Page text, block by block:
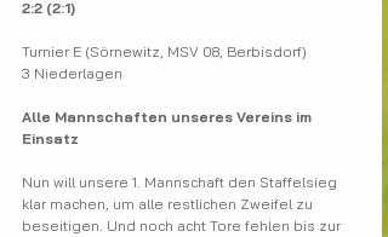
2:2 (2:1)
Turnier E (Sörnewitz, MSV 08, Berbisdorf)
3 Niederlagen
Alle Mannschaften unseres Vereins im
Einsatz
Nun will unsere 1. Mannschaft den Staffelsieg
klar machen, um alle restlichen Zweifel zu
beseitigen. Und noch acht Tore fehlen bis zur